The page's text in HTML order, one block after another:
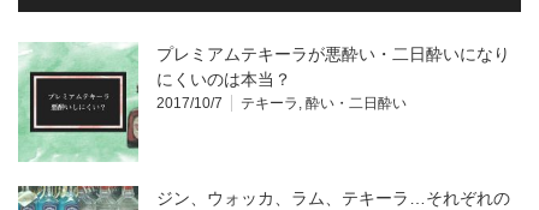
プレミアムテキーラが悪酔い・二日酔いになり
にくいのは本当？
2017/10/7 テキーラ , 酔い・二日酔い
ジン、ウォッカ、ラム、テキーラ…それぞれの